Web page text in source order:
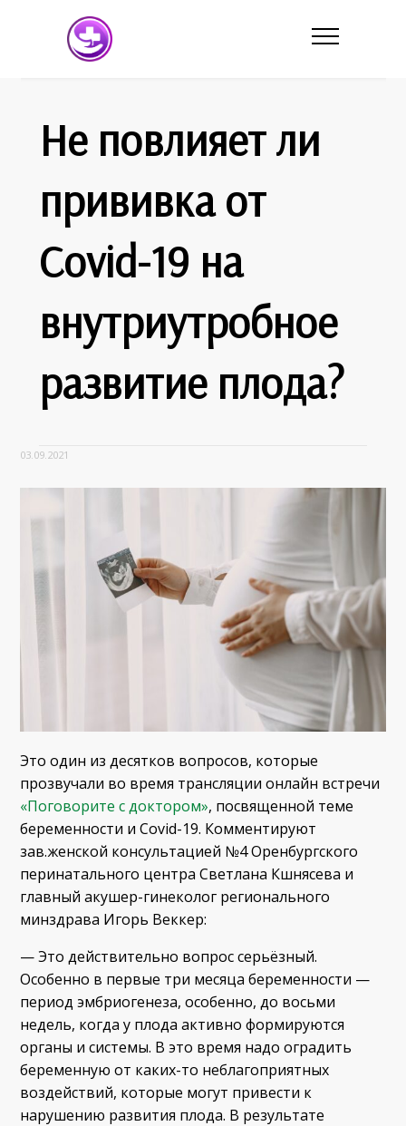
Не повлияет ли
прививка от
Covid-19 на
внутриутробное
развитие плода?
03.09.2021
Это один из десятков вопросов, которые
прозвучали во время трансляции онлайн встречи
«Поговорите с доктором», посвященной теме
беременности и Covid-19. Комментируют
зав.женской консультацией №4 Оренбургского
перинатального центра Светлана Кшнясева и
главный акушер-гинеколог регионального
минздрава Игорь Веккер:
— Это действительно вопрос серьёзный.
Особенно в первые три месяца беременности —
период эмбриогенеза, особенно, до восьми
недель, когда у плода активно формируются
органы и системы. В это время надо оградить
беременную от каких-то неблагоприятных
воздействий, которые могут привести к
нарушению развития плода. В результате